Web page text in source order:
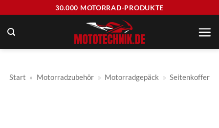
springen
30.000 MOTORRAD-PRODUKTE
Start » Motorradzubehör » Motorradgepäck » Seitenkoffer